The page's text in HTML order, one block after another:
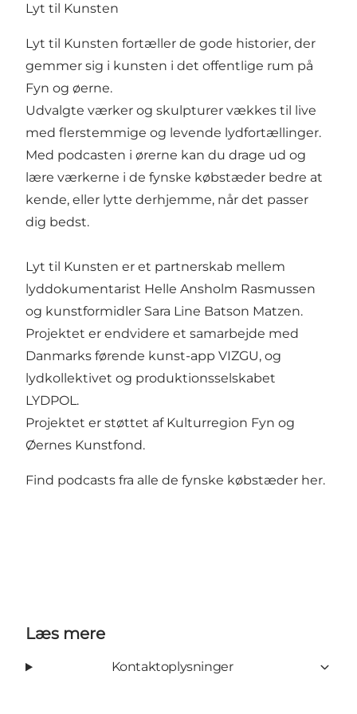
Lyt til Kunsten
Lyt til Kunsten fortæller de gode historier, der
gemmer sig i kunsten i det offentlige rum på
Fyn og øerne.
Udvalgte værker og skulpturer vækkes til live
med flerstemmige og levende lydfortællinger.
Med podcasten i ørerne kan du drage ud og
lære værkerne i de fynske købstæder bedre at
kende, eller lytte derhjemme, når det passer
dig bedst.
Lyt til Kunsten er et partnerskab mellem
lyddokumentarist Helle Ansholm Rasmussen
og kunstformidler Sara Line Batson Matzen.
Projektet er endvidere et samarbejde med
Danmarks førende kunst-app VIZGU, og
lydkollektivet og produktionsselskabet
LYDPOL.
Projektet er støttet af Kulturregion Fyn og
Øernes Kunstfond.
Find podcasts fra alle de fynske købstæder her.
Læs mere
Kontaktoplysninger